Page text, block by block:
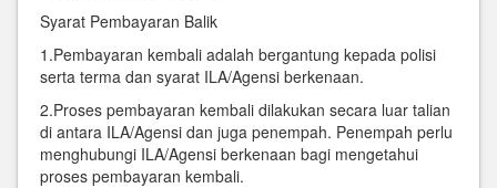
Syarat Pembayaran Balik
1.Pembayaran kembali adalah bergantung kepada polisi
serta terma dan syarat ILA/Agensi berkenaan.
2.Proses pembayaran kembali dilakukan secara luar talian
di antara ILA/Agensi dan juga penempah. Penempah perlu
menghubungi ILA/Agensi berkenaan bagi mengetahui
proses pembayaran kembali.